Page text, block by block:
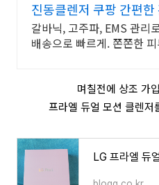
진동클렌저 쿠팡 간편
갈바닉, 고주파, EMS 관리
배송으로 빠르게. 쫀쫀한
며칠전에 상조 가
프라엘 듀얼 모션 클렌저
LG 프라엘 듀